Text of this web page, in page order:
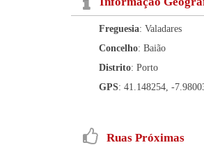
Freguesia: Valadares
Concelho: Baião
Distrito: Porto
GPS: 41.148254, -
Ruas Próximas